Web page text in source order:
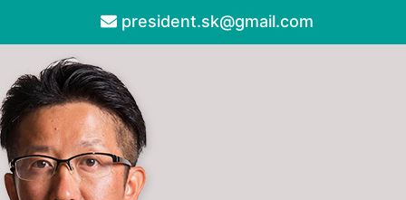
president.sk@gmail.com